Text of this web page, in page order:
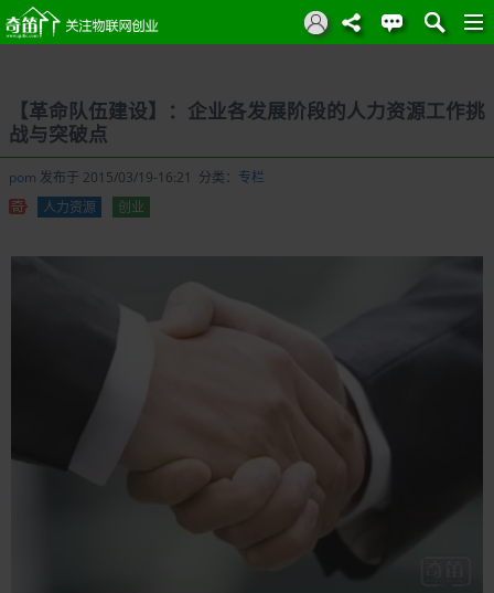
【革命队伍建设】：企业各发展阶段的人力资源工作挑
战与突破点
pom 发布于 2015/03/19-16:21 分类： 专栏
人力资源
创业